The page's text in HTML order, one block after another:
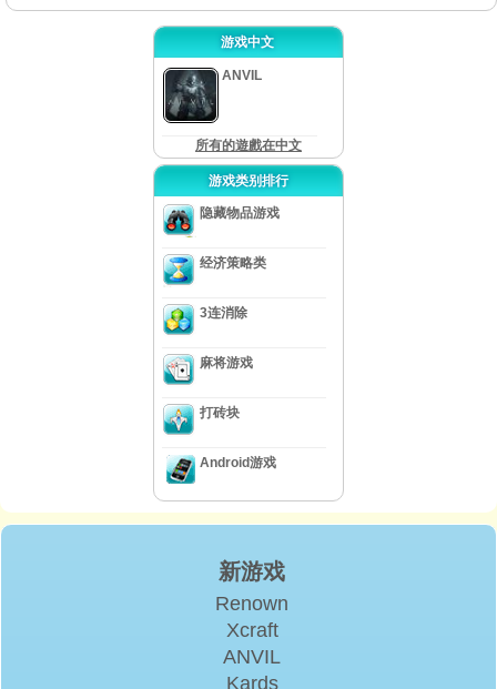
游戏中文
ANVIL
所有的遊戲在中文
游戏类别排行
隐藏物品游戏
经济策略类
3连消除
麻将游戏
打砖块
Android游戏
新游戏
Renown
Xcraft
ANVIL
Kards